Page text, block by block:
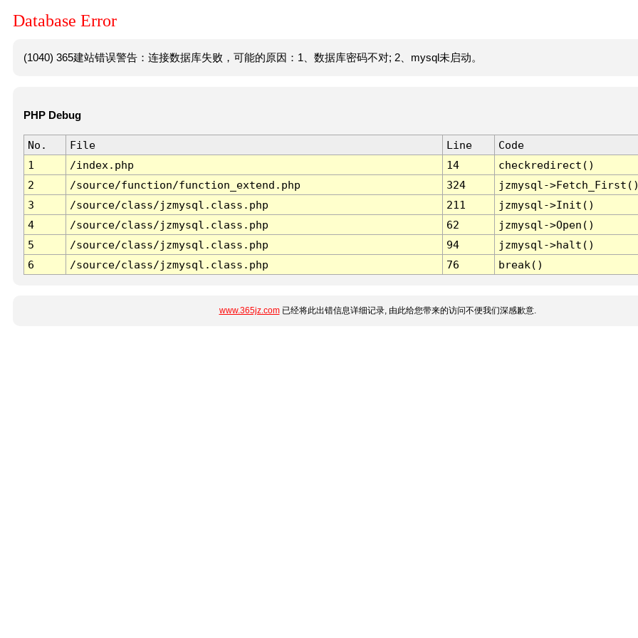
Database Error
(1040) 365建站错误警告：连接数据库失败，可能的原因：1、数据库密码不对; 2、mysql未启动。
PHP Debug
No. File Line
Code
1
/index.php 14
checkredirect()
2
/source/function/function_extend.php 324
jzmysql-
3
/source/class/jzmysql.class.php 211
jzmysql->Init()
4
/source/class/jzmysql.class.php 62
jzmysql->Open()
5
/source/class/jzmysql.class.php 94
jzmysql->halt()
6
/source/class/jzmysql.class.php 76 break()
www.365jz.com已经将此出错信息详细记录, 由此给您带来的访问不便我们深感歉意.